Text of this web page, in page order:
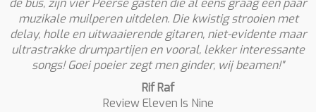
de bus, zijn vier Peerse gasten die al eens graag een paar
muzikale muilperen uitdelen. Die kwistig strooien met
delay, holle en uitwaaierende gitaren, niet-evidente maar
ultrastrakke drumpartijen en vooral, lekker interessante
songs! Goei poeier zegt men ginder, wij beamen!"
Rif Raf
Review Eleven Is Nine